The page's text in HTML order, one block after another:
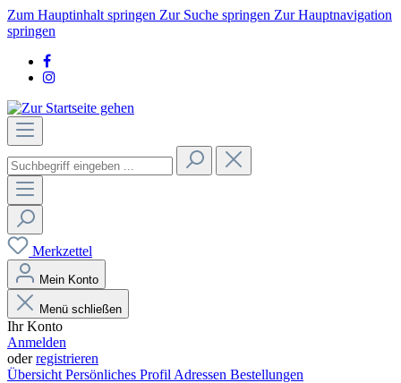
Zum Hauptinhalt springen Zur Suche springen Zur Hauptnavigation
springen
Merkzettel
Mein Konto
Menü schließen
Ihr Konto
Anmelden
oderregistrieren
Übersicht Persönliches Profil Adressen Bestellungen